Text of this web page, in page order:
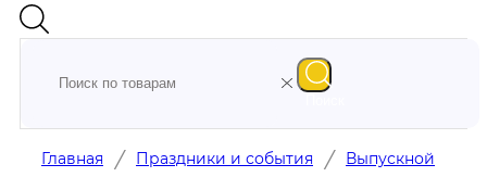
Главная / Праздники и события / Выпускной